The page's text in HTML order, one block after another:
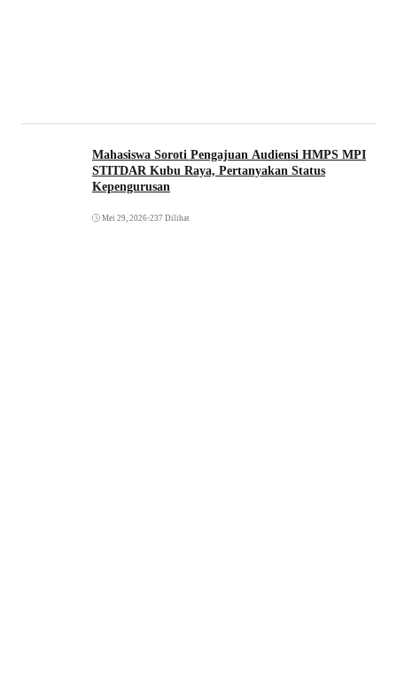
Mahasiswa Soroti Pengajuan Audiensi HMPS MPI
STITDAR Kubu Raya, Pertanyakan Status
Kepengurusan
Mei 29, 2026•237 Dilihat